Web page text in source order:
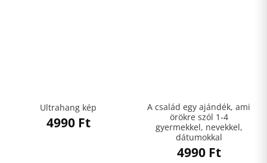
Ultrahang kép
4990 Ft
A család egy ajándék, ami
örökre szól 1-4
gyermekkel, nevekkel,
dátumokkal
4990 Ft